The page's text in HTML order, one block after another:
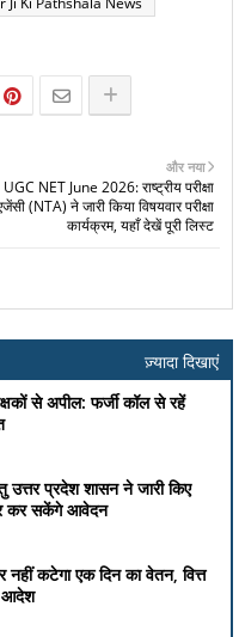
और नया
UGC NET June 2026: राष्ट्रीय परीक्षा
(NTA) ने जारी किया विषयवार परीक्षा
कार्यक्रम, यहाँ देखें पूरी लिस्ट
ज़्यादा दिखाएं
से अपील: फर्जी कॉल से रहें
उत्तर प्रदेश शासन ने जारी किए
कर सकेंगे आवेदन
कटेगा एक दिन का वेतन, वित्त
आदेश